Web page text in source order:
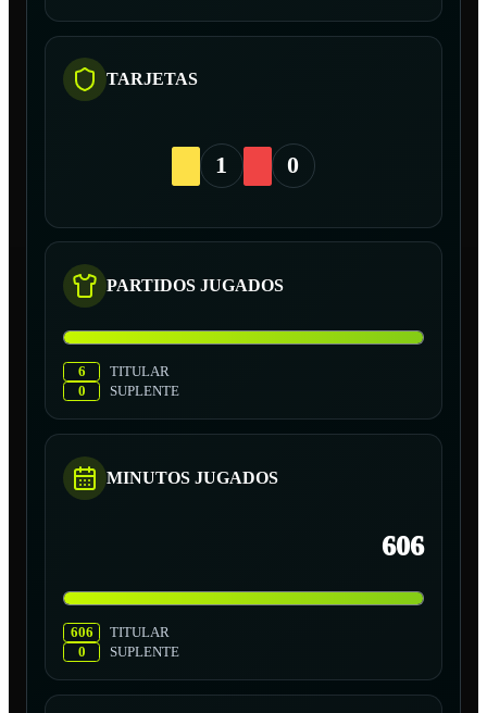
TARJETAS
1 0
PARTIDOS JUGADOS
6
TITULAR
0
SUPLENTE
MINUTOS JUGADOS
606
606
TITULAR
0
SUPLENTE